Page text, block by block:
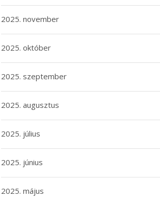
2025. november
2025. október
2025. szeptember
2025. augusztus
2025. július
2025. június
2025. május